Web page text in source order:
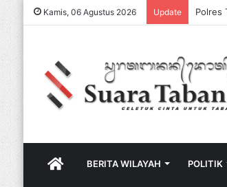
Kamis, 06 Agustus 2026 Update
HOMEBERITA WILAYAH POLITIK